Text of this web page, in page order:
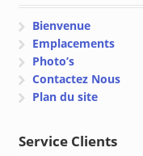
Bienvenue
Emplacements
Photo’s
Contactez Nous
Plan du site
Service Clients